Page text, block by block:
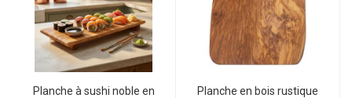
Planche à sushi noble en
Planche en bois rustique